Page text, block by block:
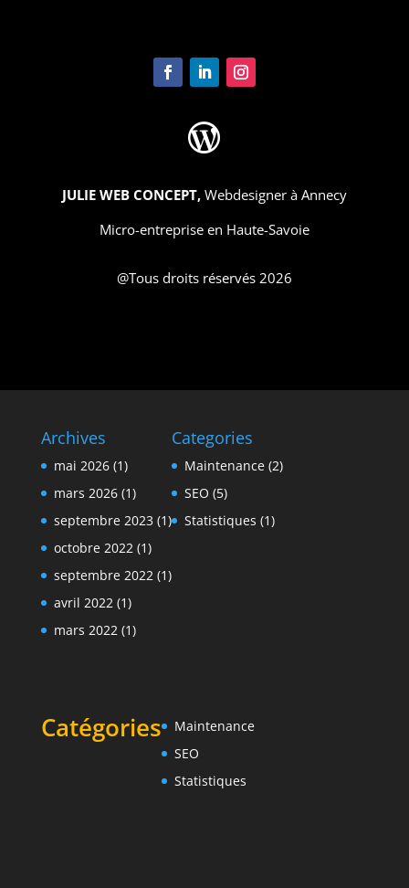

JULIE WEB CONCEPT, Webdesigner à Annecy
Micro-entreprise en Haute-Savoie
@Tous droits réservés 2026
Archives
mai 2026(1)
mars 2026(1)
septembre 2023 (1)
octobre 2022 (1)
septembre 2022 (1)
avril 2022 (1)
mars 2022 (1)
Categories
Maintenance(2)
SEO (5)
Statistiques (1)
Catégories
Maintenance
SEO
Statistiques